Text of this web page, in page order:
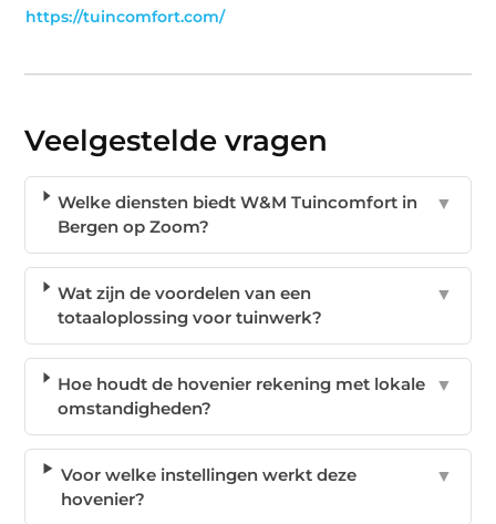
https://tuincomfort.com/
Veelgestelde vragen
Welke diensten biedt W&M Tuincomfort in
Bergen op Zoom?
▼
Wat zijn de voordelen van een
totaaloplossing voor tuinwerk?
▼
Hoe houdt de hovenier rekening met lokale
omstandigheden?
▼
Voor welke instellingen werkt deze
hovenier?
▼